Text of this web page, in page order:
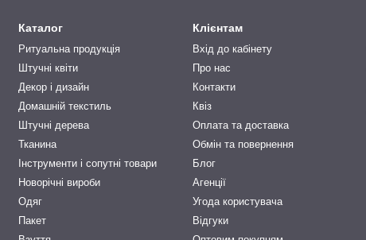
Каталог
Ритуальна продукція
Штучні квіти
Декор і дизайн
Домашній текстиль
Штучні дерева
Тканина
Інструменти і сопутні товари
Новорічні вироби
Одяг
Пакет
Клієнтам
Вхід до кабінету
Про нас
Контакти
Квіз
Оплата та доставка
Обмін та повернення
Блог
Агенції
Угода користувача
Відгуки